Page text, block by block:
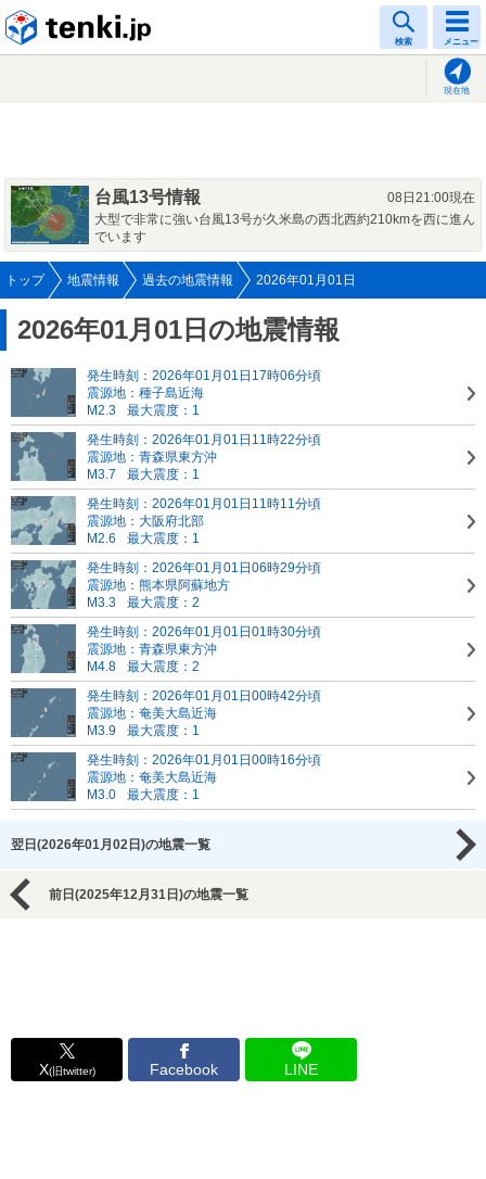
検索 メニュー
現在地
台風13号情報
08日21:00現在
大型で非常に強い台風13号が久米島の西北西約210kmを西に進ん
でいます
トップ 地震情報 過去の地震情報 2026年01月01日
2026年01月01日の地震情報
発生時刻：2026年01月01日17時06分頃
震源地：種子島近海
M2.3
最大震度：1
発生時刻：2026年01月01日11時22分頃
震源地：青森県東方沖
M3.7
最大震度：1
発生時刻：2026年01月01日11時11分頃
震源地：大阪府北部
M2.6
最大震度：1
発生時刻：2026年01月01日06時29分頃
震源地：熊本県阿蘇地方
M3.3
最大震度：2
発生時刻：2026年01月01日01時30分頃
震源地：青森県東方沖
M4.8
最大震度：2
発生時刻：2026年01月01日00時42分頃
震源地：奄美大島近海
M3.9
最大震度：1
発生時刻：2026年01月01日00時16分頃
震源地：奄美大島近海
M3.0
最大震度：1
翌日(2026年01月02日)の地震一覧
前日(2025年12月31日)の地震一覧
X(旧twitter) Facebook LINE